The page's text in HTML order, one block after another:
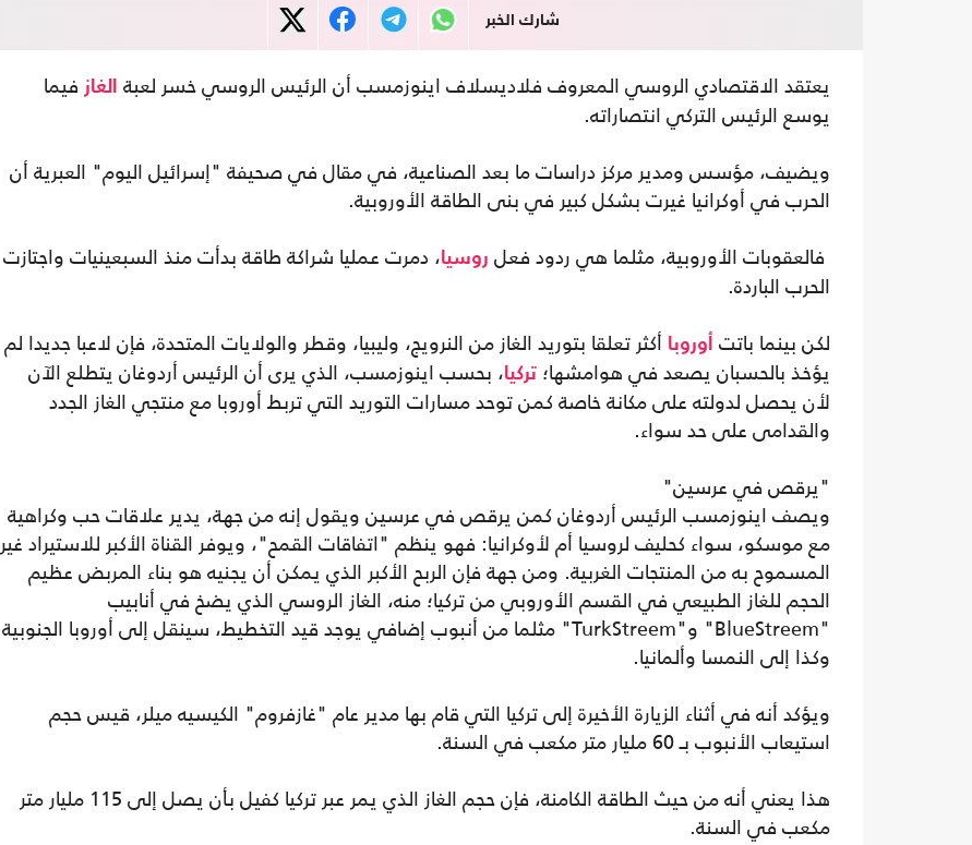
شارك الخبر
يعتقد الاقتصادي الروسي المعروف فلاديسلاف اينوزمسب أن الرئيس الروسي خسر لعبة الغاز فيما
يوسع الرئيس التركي انتصاراته.
ويضيف، مؤسس ومدير مركز دراسات ما بعد الصناعية، في مقال في صحيفة "إسرائيل اليوم" العبرية أن
الحرب في أوكرانيا غيرت بشكل كبير في بنى الطاقة الأوروبية.
فالعقوبات الأوروبية، مثلما هي ردود فعل روسيا، دمرت عمليا شراكة طاقة بدأت منذ السبعينيات واجتازت
الحرب الباردة.
لكن بينما باتت
أوروبا أكثر تعلقا بتوريد الغاز من النرويج، وليبيا، وقطر والولايات المتحدة، فإن لاعبا جديدا لم
يؤخذ بالحسبان يصعد في هوامشها؛ تركيا، بحسب اينوزمسب، الذي يرى أن الرئيس أردوغان يتطلع الآن
لأن يحصل لدولته على مكانة خاصة كمن توحد مسارات التوريد التي تربط أوروبا مع منتجي الغاز الجدد
والقدامى على حد سواء.
"يرقص في عرسين"
ويصف اينوزمسب الرئيس أردوغان كمن يرقص في عرسين ويقول إنه من جهة، يدير علاقات حب وكراهية
مع موسكو، سواء كحليف لروسيا أم لأوكرانيا: فهو ينظم "اتفاقات القمح"، ويوفر القناة الأكبر للاستيراد غير
المسموح به من المنتجات الغربية. ومن جهة فإن الربح الأكبر الذي يمكن أن يجنيه هو بناء المربض عظيم
الحجم للغاز الطبيعي في القسم الأوروبي من تركيا؛ منه، الغاز الروسي الذي يضخ في أنابيب
"BlueStreem" و"TurkStreem" مثلما من أنبوب إضافي يوجد قيد التخطيط، سينقل إلى أوروبا الجنوبية
وكذا إلى النمسا وألمانيا.
ويؤكد أنه في أثناء الزيارة الأخيرة إلى تركيا التي قام بها مدير عام "غازفروم" الكيسيه ميلر، قيس حجم
استيعاب الأنبوب بـ 60 مليار متر مكعب في السنة.
هذا يعني أنه من حيث الطاقة الكامنة، فإن حجم الغاز الذي يمر عبر تركيا كفيل بأن يصل إلى 115 مليار متر
مكعب في السنة.